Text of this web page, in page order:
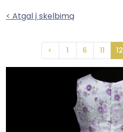
< Atgal į skelbimą
< 1 6 11 12